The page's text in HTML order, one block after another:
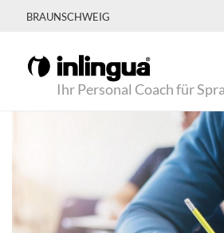
BRAUNSCHWEIG
Ihr Personal Coach für